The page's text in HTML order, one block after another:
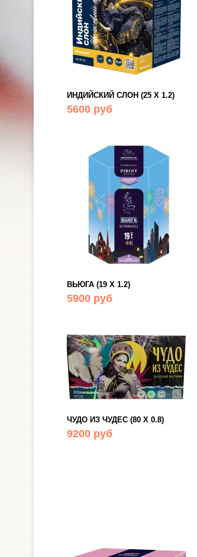
ИНДИЙСКИЙ СЛОН (25 Х 1.2)
5600 руб
ВЬЮГА (19 Х 1.2)
5900 руб
ЧУДО ИЗ ЧУДЕС (80 Х 0.8)
9200 руб